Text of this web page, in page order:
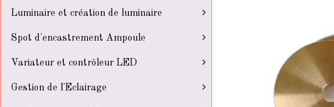
Luminaire et création de luminaire
Spot d'encastrement Ampoule
Variateur et contrôleur LED
Gestion de l'Eclairage